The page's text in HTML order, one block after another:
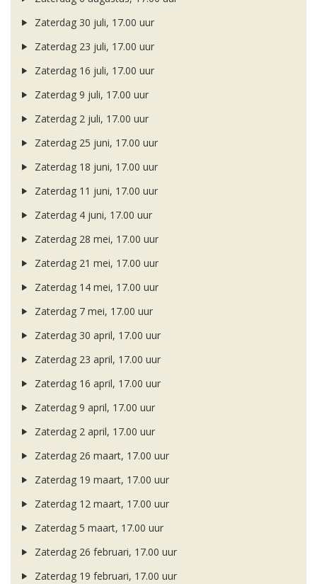
Zaterdag 30 juli, 17.00 uur
Zaterdag 23 juli, 17.00 uur
Zaterdag 16 juli, 17.00 uur
Zaterdag 9 juli, 17.00 uur
Zaterdag 2 juli, 17.00 uur
Zaterdag 25 juni, 17.00 uur
Zaterdag 18 juni, 17.00 uur
Zaterdag 11 juni, 17.00 uur
Zaterdag 4 juni, 17.00 uur
Zaterdag 28 mei, 17.00 uur
Zaterdag 21 mei, 17.00 uur
Zaterdag 14 mei, 17.00 uur
Zaterdag 7 mei, 17.00 uur
Zaterdag 30 april, 17.00 uur
Zaterdag 23 april, 17.00 uur
Zaterdag 16 april, 17.00 uur
Zaterdag 9 april, 17.00 uur
Zaterdag 2 april, 17.00 uur
Zaterdag 26 maart, 17.00 uur
Zaterdag 19 maart, 17.00 uur
Zaterdag 12 maart, 17.00 uur
Zaterdag 5 maart, 17.00 uur
Zaterdag 26 februari, 17.00 uur
Zaterdag 19 februari, 17.00 uur